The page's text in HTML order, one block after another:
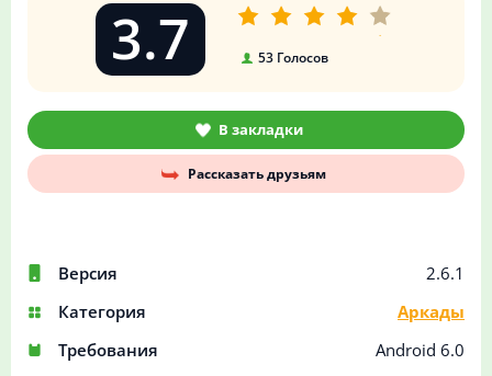
Версия
2.6.1
Категория
Аркады
Требования
Android 6.0
3.7 53 Голосов
В закладки
Рассказать друзьям